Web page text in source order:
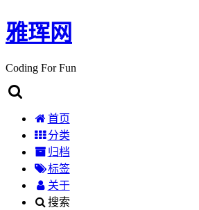
雅珲网
Coding For Fun
首页
分类
归档
标签
关于
搜索